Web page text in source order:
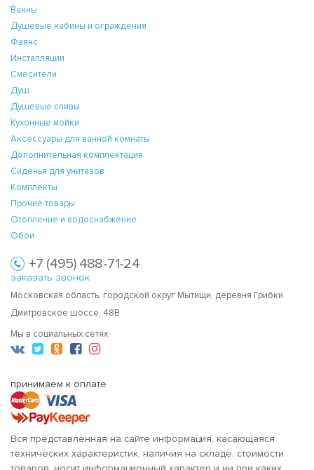
Ванны
Душевые кабины и ограждения
Фаянс
Инсталляции
Смесители
Душ
Душевые сливы
Кухонные мойки
Аксессуары для ванной комнаты
Дополнительная комплектация
Сиденья для унитазов
Комплекты
Прочие товары
Отопление и водоснабжение
Обои
+7 (495) 488-71-24
заказать звонок
Московская область, городской округ Мытищи, деревня Грибки
Дмитровское шоссе, 48В
Мы в социальных сетях:
принимаем к оплате
Вся представленная на сайте информация, касающаяся
технических характеристик, наличия на складе, стоимости